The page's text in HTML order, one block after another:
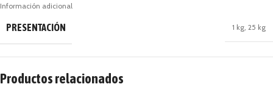
Información adicional
PRESENTACIÓN 1 kg, 25 kg
Productos relacionados